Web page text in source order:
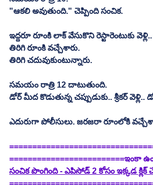
"ఆకలి అవుతుంది." చెప్పింది సంచిక.
ఇద్దరూ రూంకి లాక్ వేసుకొని రెస్టారెంటుకు
తిరిగి రూంకి వచ్చేశారు.
తిరిగి చదువుకుంటున్నారు.
సమయం రాత్రి 12 దాటుతుంది.
డోర్ మీద కొడుతున్న చప్పుడుకు.. శ్రీకర్
ఎదురుగా పోలీసులు. జరజరా రూంలోకి
=========================ఇంకా
సంచిక పొంగింది - ఎపిసోడ్ 2 కోసం ఇక్కడ